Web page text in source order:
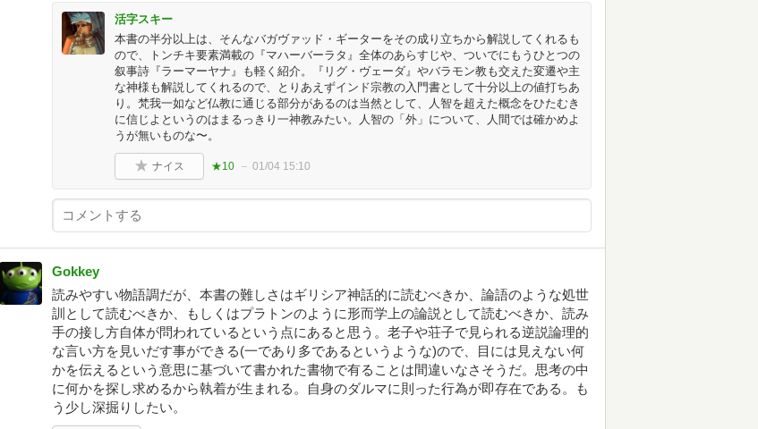
活字スキー
本書の半分以上は、そんなバガヴァッド・ギーターをその成り立ちから解説してくれるも
ので、トンチキ要素満載の『マハーバーラタ』全体のあらすじや、ついでにもうひとつの
叙事詩『ラーマーヤナ』も軽く紹介。『リグ・ヴェーダ』やバラモン教も交えた変遷や主
な神様も解説してくれるので、とりあえずインド宗教の入門書として十分以上の値打ちあ
り。梵我一如など仏教に通じる部分があるのは当然として、人智を超えた概念をひたむき
に信じよというのはまるっきり一神教みたい。人智の「外」について、人間では確かめよ
うが無いものな〜。
ナイス ★10 01/04 15:10
Gokkey
読みやすい物語調だが、本書の難しさはギリシア神話的に読むべきか、論語のような処世
訓として読むべきか、もしくはプラトンのように形而学上の論説として読むべきか、読み
手の接し方自体が問われているという点にあると思う。老子や荘子で見られる逆説論理的
な言い方を見いだす事ができる(一であり多であるというような)ので、目には見えない何
かを伝えるという意思に基づいて書かれた書物で有ることは間違いなさそうだ。思考の中
に何かを探し求めるから執着が生まれる。自身のダルマに則った行為が即存在である。も
う少し深掘りしたい。